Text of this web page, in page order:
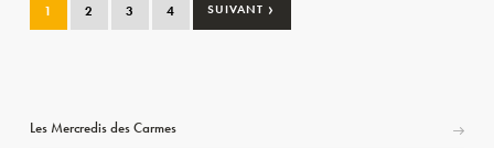
1 2 3 4 SUIVANT ›
Les Mercredis des Carmes